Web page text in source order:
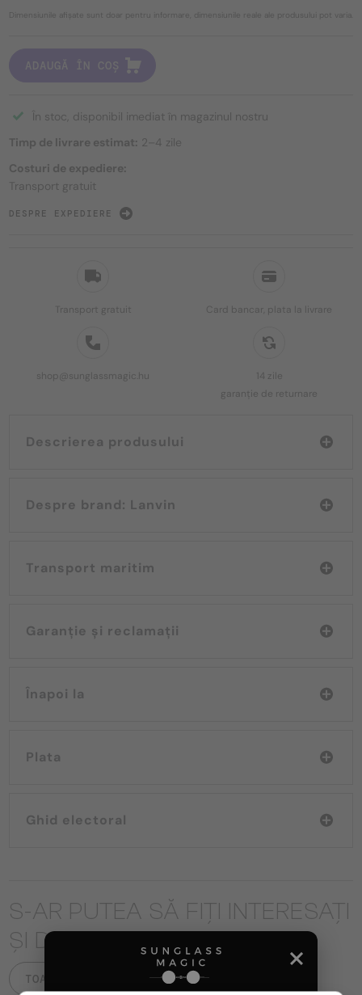
Transport gratuit Card bancar, plata la livrare
shop@sunglassmagic.hu
14 zile
garanție de returnare
Descrierea produsului
Despre brand: Lanvin
Transport maritim
Garanție și reclamații
Înapoi la
Plata
Ghid electoral
Dimensiunile afișate sunt doar pentru informare, dimensiunile reale ale produsului pot varia.
ADAUGĂ ÎN COȘ
În stoc, disponibil imediat în magazinul nostru
Timp de livrare estimat: 2–4 zile
Costuri de expediere:
Transport gratuit
DESPRE EXPEDIERE
S-AR PUTEA SĂ FIȚI INTERESAȚI
ȘI DE
TOATE PRODUSELE